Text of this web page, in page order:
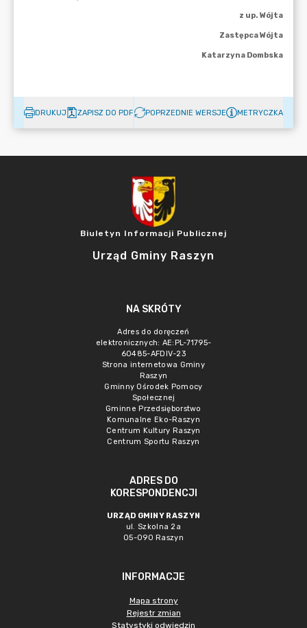
DRUKUJ ZAPISZ DO PDF POPRZEDNIE WERSJE METRYCZKA
Biuletyn Informacji Publicznej
Urząd Gminy Raszyn
NA SKRÓTY
Adres do doręczeń
elektronicznych: AE:PL-71795-
60485-AFDIV-23
Strona internetowa Gminy
Raszyn
Gminny Ośrodek Pomocy
Społecznej
Gminne Przedsięborstwo
Komunalne Eko-Raszyn
Centrum Kultury Raszyn
Centrum Sportu Raszyn
ADRES DO
KORESPONDENCJI
URZĄD GMINY RASZYN
ul. Szkolna 2a
05-090 Raszyn
INFORMACJE
Mapa strony
Rejestr zmian
Statystyki odwiedzin